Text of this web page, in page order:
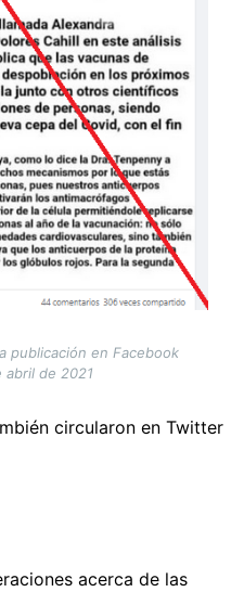
publicación en Facebook
abril de 2021
circularon en Twitter
acerca de las